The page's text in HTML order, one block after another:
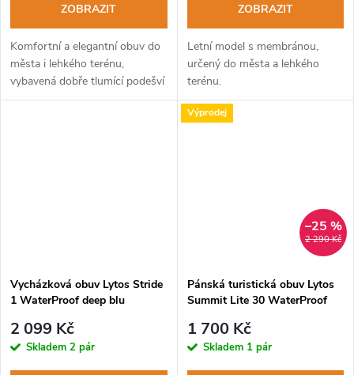
ZOBRAZIT
Komfortní a elegantní obuv do
města i lehkého terénu,
vybavená dobře tlumící podešví
Vibram®.
ZOBRAZIT
Letní model s membránou,
určený do města a lehkého
terénu.
Vycházková obuv Lytos Stride
1 WaterProof deep blu
2 099 Kč
Skladem 2 pár
Výprodej
2 290 Kč
–25 %
Pánská turistická obuv Lytos
Summit Lite 30 WaterProof
1 700 Kč
Skladem 1 pár